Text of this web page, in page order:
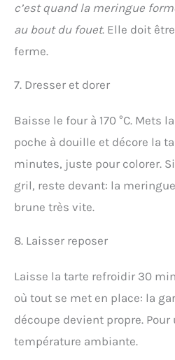
c’est quand la meringue
au bout du fouet. Elle doit
ferme.
7. Dresser et dorer
Baisse le four à 170 °C. Mets
poche à douille et décore la
minutes, juste pour colorer.
gril, reste devant: la
brune très vite.
8. Laisser reposer
Laisse la tarte refroidir 30
où tout se met en place: la
découpe devient propre.
température ambiante.